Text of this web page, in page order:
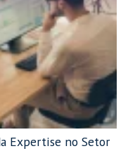
Expertise no Setor